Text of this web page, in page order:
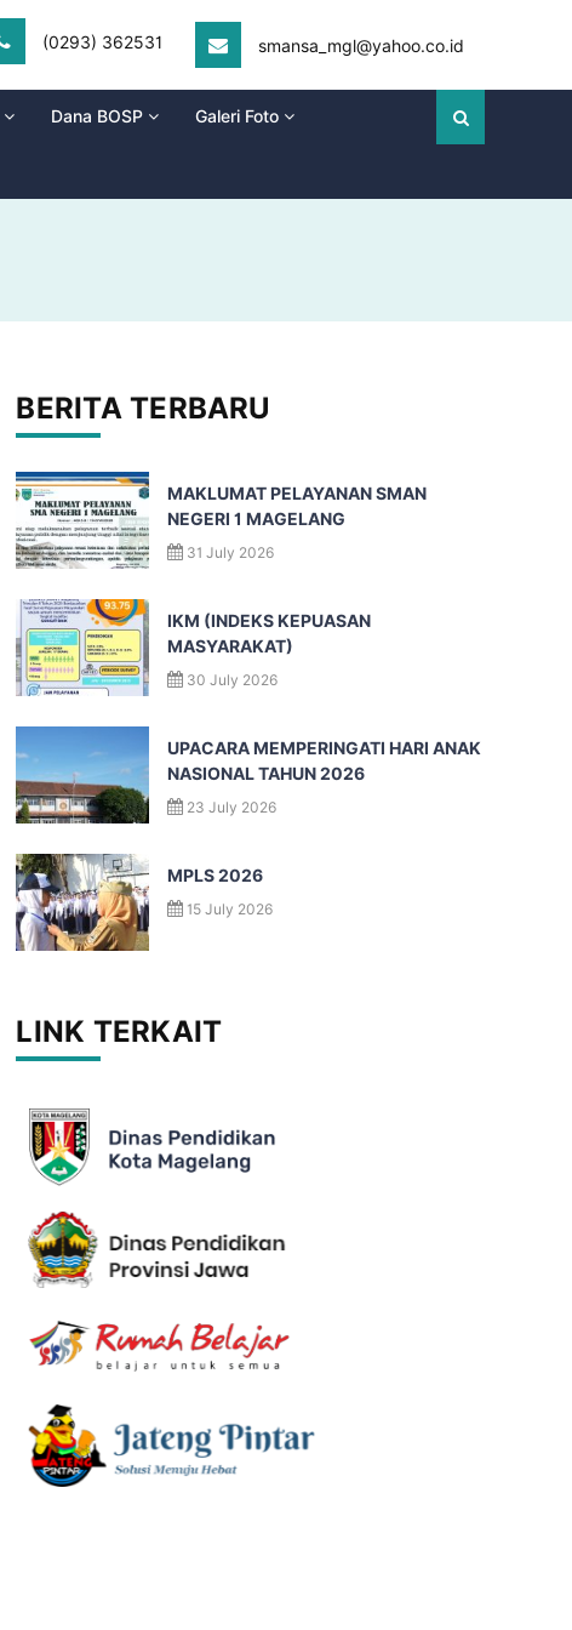
(0293) 362531 smansa_mgl@yahoo.co.id
Dana BOSP Galeri Foto
BERITA TERBARU
MAKLUMAT PELAYANAN SMAN
NEGERI 1 MAGELANG
31 July 2026
IKM (INDEKS KEPUASAN
MASYARAKAT)
30 July 2026
UPACARA MEMPERINGATI HARI ANAK
NASIONAL TAHUN 2026
23 July 2026
MPLS 2026
15 July 2026
LINK TERKAIT